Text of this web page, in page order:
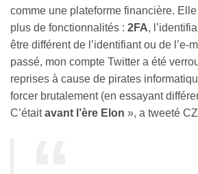
comme une plateforme financière.
plus de fonctionnalités : 2FA,
être différent de l’identifiant ou de l’e-
passé, mon compte Twitter a été
reprises à cause de pirates
forcer brutalement (en essayant
C’étaitavant l’ère Elon », a tweeté